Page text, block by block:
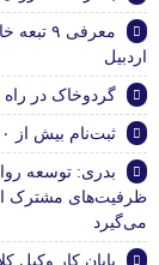
معرفی ۹
اردبیل
گردوخاک در راه
ثبت‌نام بیش از ۲۰ هزار زائر اربعین از اردبیل
بدری: توسعه
ظرفیت‌های مشترک
می‌گیرد
پایان کار وکیل